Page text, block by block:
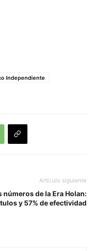
Independiente
Artículo siguiente
números de la Era Holan:
y 57% de efectividad